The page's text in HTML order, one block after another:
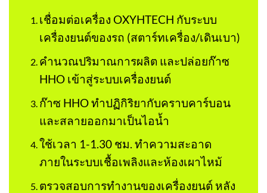
เชื่อมต่อเครื่อง OXYHTECH กับระบบ
เครื่องยนต์ของรถ (สตาร์ทเครื่อง/เดินเบา)
คำนวณปริมาณการผลิต และปล่อยก๊าซ
HHO เข้าสู่ระบบเครื่องยนต์
ก๊าซ HHO ทำปฏิกิริยากับคราบคาร์บอน
และสลายออกมาเป็นไอน้ำ
ใช้เวลา 1-1.30 ชม. ทำความสะอาด
ภายในระบบเชื้อเพลิงและห้องเผาไหม้
ตรวจสอบการทำงานของเครื่องยนต์ หลัง